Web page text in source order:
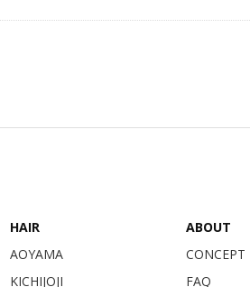
HAIR
AOYAMA
KICHIJOJI
ABOUT
CONCEPT
FAQ